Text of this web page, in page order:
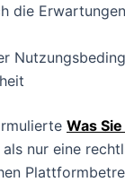
die
Was
nur eine